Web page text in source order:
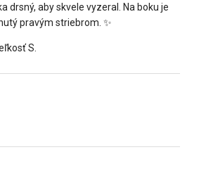
drsný, aby skvele vyzeral. Na boku je
pravým striebrom. ✨
S.